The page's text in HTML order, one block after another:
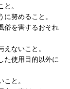
。
努めること。
俗を害するおそれ
ないこと。
た使用目的以外に
と。